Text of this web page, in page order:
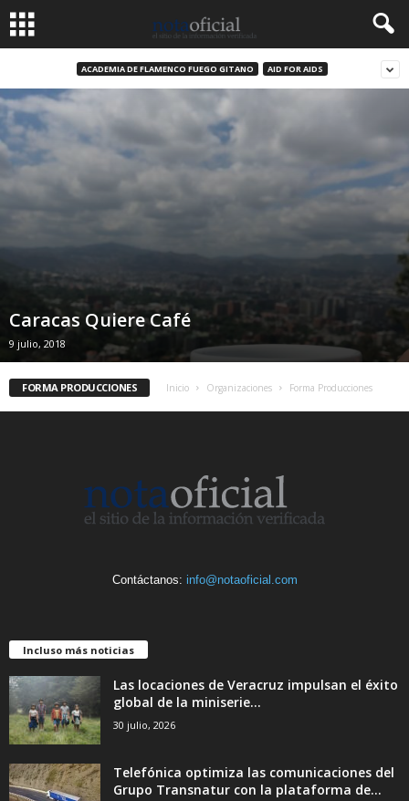
ACADEMIA DE FLAMENCO FUEGO GITANO AID FOR AIDS
Caracas Quiere Café
9 julio, 2018
FORMA PRODUCCIONES Inicio Organizaciones Forma Producciones
Contáctanos: info@notaoficial.com
Incluso más noticias
Las locaciones de Veracruz impulsan el éxito
global de la miniserie...
30 julio, 2026
Telefónica optimiza las comunicaciones del
Grupo Transnatur con la plataforma de...